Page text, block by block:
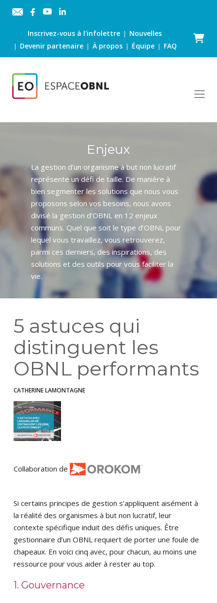
Inscrivez-vous à l'infolettre| Nouvelles
| Devenir partenaire |À propos | Équipe | FAQ
Panier
Enjeux
La gestion d’un organisme à but non lucratif
représente un défi de taille. De manière à
bien segmenter les solutions que nous vous
proposons selon vos besoins, nous avons
divisé la gestion d’OBNL en 12 enjeux
communs. Quel que soit le type d’OBNL pour
lequel vous travaillez, vous retrouverez,
parmi ces derniers, des inspirations, des
solutions et des outils pour vous faciliter la
vie.
5 astuces qui
distinguent les
OBNL performants
CATHERINE LAMONTAGNE
Collaboration de
Si certains principes de gestion s’appliquent aisément à
la réalité des organismes à but non lucratif, leur
contexte spécifique induit des défis uniques. Être
gestionnaire d’un OBNL requiert de porter une foule de
chapeaux. En voici cinq avec, pour chacun, au moins une
ressource pour vous aider à rester au top.
1. Gouvernance